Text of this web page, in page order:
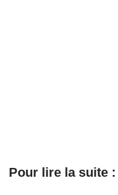
Pour lire la suite :